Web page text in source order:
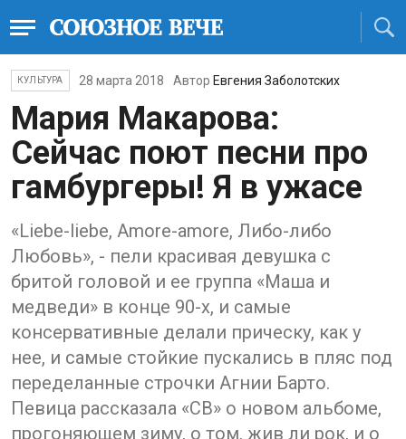
КУЛЬТУРА 28 марта 2018 Автор Евгения Заболотских
Мария Макарова:
Сейчас поют песни про
гамбургеры! Я в ужасе
«Liebe-liebe, Amore-amore, Либо-либо
Любовь», - пели красивая девушка с
бритой головой и ее группа «Маша и
медведи» в конце 90-х, и самые
консервативные делали прическу, как у
нее, и самые стойкие пускались в пляс под
переделанные строчки Агнии Барто.
Певица рассказала «СВ» о новом альбоме,
прогоняющем зиму, о том, жив ли рок, и о